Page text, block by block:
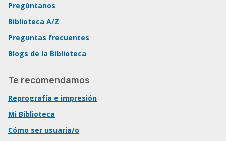
Pregúntanos
Biblioteca A/Z
Preguntas frecuentes
Blogs de la Biblioteca
Te recomendamos
Reprografía e impresión
Mi Biblioteca
Cómo ser usuaria/o